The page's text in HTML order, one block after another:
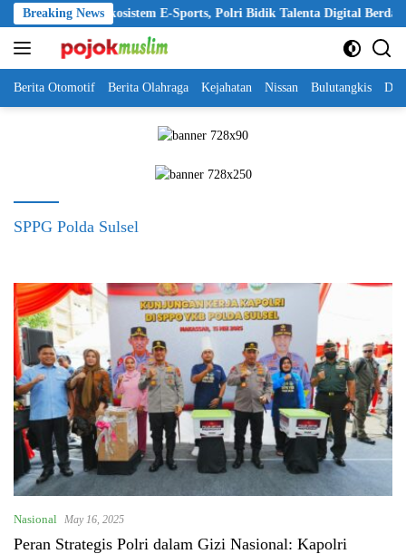
Skip
to
content
Breaking News
Perkuat Ekosistem E-Sports, Polri Bidik Talenta Digital Berdaya
Berita Otomotif Berita Olahraga Kejahatan Nissan Bulutangkis
SPPG Polda Sulsel
Nasional May 16, 2025
Peran Strategis Polri dalam Gizi Nasional: Kapolri